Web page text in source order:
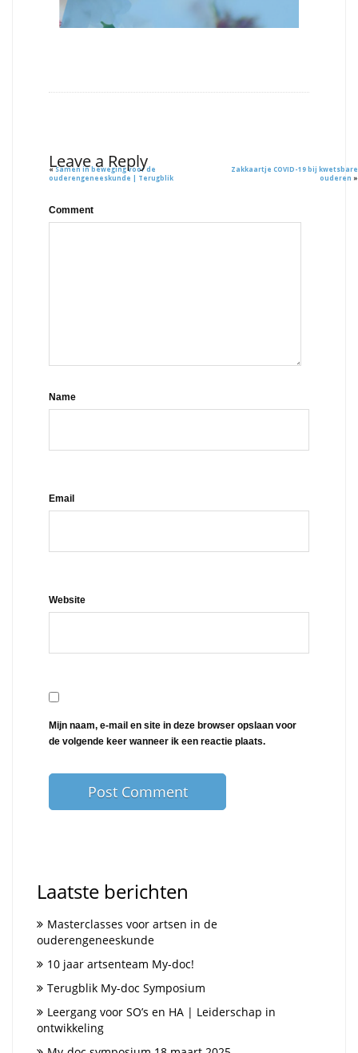
«Samen in beweging voor de
ouderengeneeskunde | Terugblik
Zakkaartje COVID-19 bij kwetsbare
ouderen »
Leave a Reply
Comment
Name
Email
Website
Mijn naam, e-mail en site in deze browser opslaan voor
de volgende keer wanneer ik een reactie plaats.
Laatste berichten
Masterclasses voor artsen in de
ouderengeneeskunde
10 jaar artsenteam My-doc!
Terugblik My-doc Symposium
Leergang voor SO’s en HA | Leiderschap in
ontwikkeling